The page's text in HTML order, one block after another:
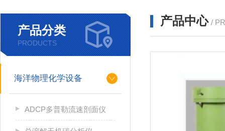
产品分类
PRODUCTS
海洋物理化学设备
ADCP多普勒流速剖面仪
产品中心 /